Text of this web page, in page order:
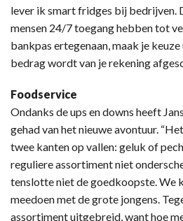
lever ik smart fridges bij bedrijven.
mensen 24/7 toegang hebben tot
bankpas ertegenaan, maak je
bedrag wordt van je rekening
Foodservice
Ondanks de ups en downs heeft
gehad van het nieuwe avontuur.
twee kanten op vallen: geluk of
reguliere assortiment niet
tenslotte niet de goedkoopste. We
meedoen met de grote jongens.
assortiment uitgebreid, want hoe